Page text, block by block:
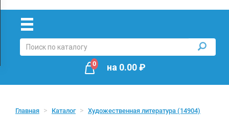
0 на 0.00₽
Главная Каталог Художественная литература (14904)